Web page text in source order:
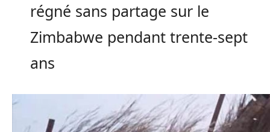
régné sans partage sur le
Zimbabwe pendant trente-sept
ans